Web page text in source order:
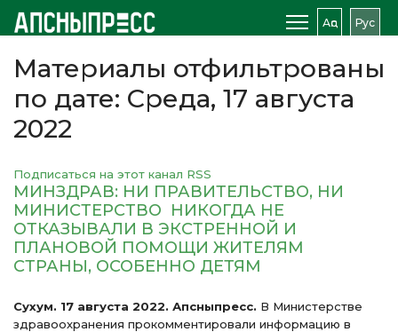
Аԥс Рус
Материалы отфильтрованы
по дате: Среда, 17 августа
2022
Подписаться на этот канал RSS
МИНЗДРАВ: НИ ПРАВИТЕЛЬСТВО, НИ
МИНИСТЕРСТВО НИКОГДА НЕ
ОТКАЗЫВАЛИ В ЭКСТРЕННОЙ И
ПЛАНОВОЙ ПОМОЩИ ЖИТЕЛЯМ
СТРАНЫ, ОСОБЕННО ДЕТЯМ
Сухум. 17 августа 2022. Апсныпресс. В Министерстве
здравоохранения прокомментировали информацию в